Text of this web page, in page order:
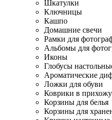
Шкатулки
Ключницы
Кашпо
Домашние свечи
Рамки для
Альбомы для
Иконы
Глобусы
Ароматические
Ложки для обуви
Коврики в
Корзины для белья
Корзины для